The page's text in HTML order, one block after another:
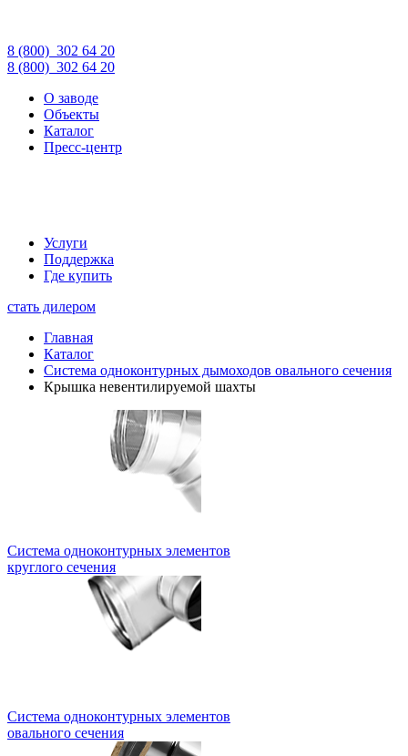
8 (800) 302 64 20
8 (800) 302 64 20
О заводе
Объекты
Каталог
Пресс-центр
Услуги
Поддержка
Где купить
стать дилером
Главная
Каталог
Система одноконтурных дымоходов овального сечения
Крышка невентилируемой шахты
Система одноконтурных элементов
круглого сечения
Система одноконтурных элементов
овального сечения